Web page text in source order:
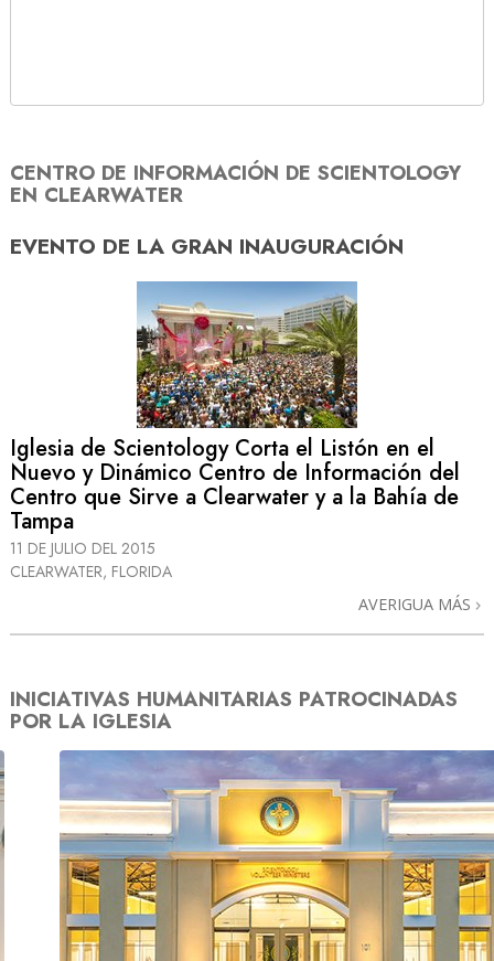
CENTRO DE INFORMACIÓN DE SCIENTOLOGY
EN CLEARWATER
EVENTO DE LA GRAN INAUGURACIÓN
Iglesia de Scientology Corta el Listón en el
Nuevo y Dinámico Centro de Información del
Centro que Sirve a Clearwater y a la Bahía de
Tampa
11 DE JULIO DEL 2015
CLEARWATER, FLORIDA
AVERIGUA MÁS
INICIATIVAS HUMANITARIAS PATROCINADAS
POR LA IGLESIA